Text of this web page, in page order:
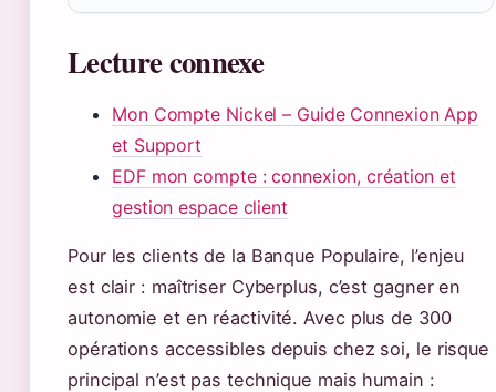
Lecture connexe
Mon Compte Nickel – Guide Connexion App
et Support
EDF mon compte : connexion, création et
gestion espace client
Pour les clients de la Banque Populaire, l’enjeu
est clair : maîtriser Cyberplus, c’est gagner en
autonomie et en réactivité. Avec plus de 300
opérations accessibles depuis chez soi, le risque
principal n’est pas technique mais humain :